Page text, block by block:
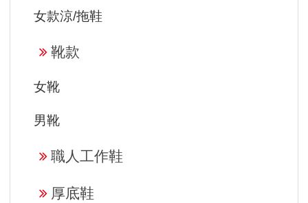
女款涼/拖鞋
靴款
女靴
男靴
職人工作鞋
厚底鞋